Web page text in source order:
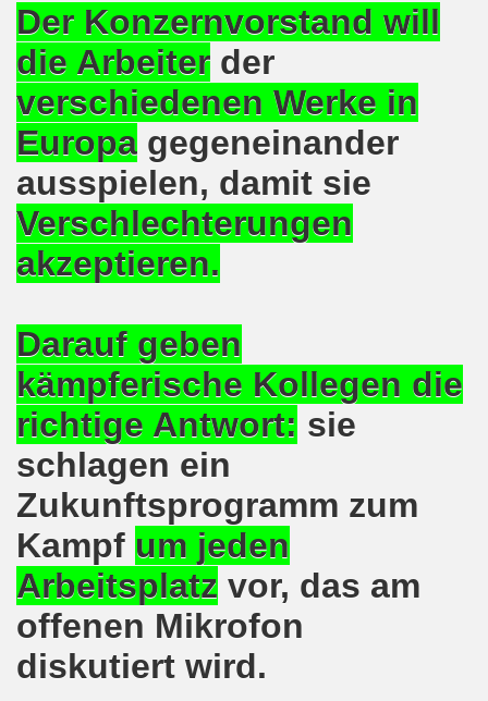
Der Konzernvorstand will
die Arbeiter der
verschiedenen Werke in
Europa gegeneinander
ausspielen, damit sie
Verschlechterungen
akzeptieren.
Darauf geben
kämpferische Kollegen die
richtige Antwort: sie
schlagen ein
Zukunftsprogramm zum
Kampf um jeden
Arbeitsplatz vor, das am
offenen Mikrofon
diskutiert wird.
Bewegung am 08.03.2021 im Zeichen des
Montagsdemo-Bewegung am 08. März
bei Eiseskälte gegen die katastrophale Flüchtlings-
Montagsdemo-Bewegung am 15. Februar 2021
Montagsdemo-Bewegung am 11. Januar 2021
Bewegung am 23.11.2020 zum heißen Eisen Corona
am 10.10.2020 in Düsseldorf
Montagsdemo-Bewegung am 02. November 2020
auf die Bevölkerung! Beschäftigte und Arbeitslose
ruft auf: Kommt mit am 10.10.2020 gemeinsam
Brennpunkte am 14.09.2020: Wahlauswertung - Lage
Bewegung am 14.09.2020 mit breiter Themenpalette
ich (Thomas Kistermann) zur Kommunalwahl für das
und dadurch wurde bis zum heutigen Zeitpunkt im